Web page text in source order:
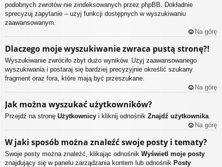
podobnych zwrotów nie zindeksowanych przez phpBB. Dokładnie
sprecyzuj zapytanie – użyj funkcji dostępnych w wyszukiwaniu
zaawansowanym.
Na górę
Dlaczego moje wyszukiwanie zwraca pustą stronę?!
Wyszukiwanie zwróciło zbyt dużo wyników. Użyj zaawansowanego
wyszukiwania i postaraj się bardziej precyzyjnie określić szukany
fragment oraz fora, które mają być przeszukane.
Na górę
Jak można wyszukać użytkowników?
Przejdź na stronę Użytkownicy i kliknij odnośnik Znajdź użytkownika
Na górę
W jaki sposób można znaleźć swoje posty i tematy?
Swoje posty można znaleźć, klikając odnośnik Wyświetl moje posty
znajdujący się w panelu zarządzania kontem lub odnośnik Posty